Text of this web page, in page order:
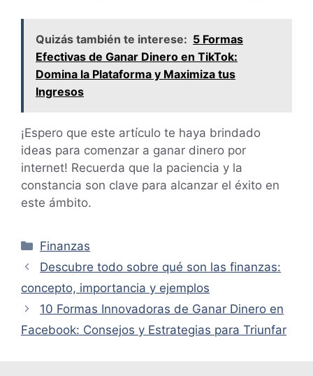
Quizás también te interese: 5 Formas
Efectivas de Ganar Dinero en TikTok:
Domina la Plataforma y Maximiza tus
Ingresos
¡Espero que este artículo te haya brindado
ideas para comenzar a ganar dinero por
internet! Recuerda que la paciencia y la
constancia son clave para alcanzar el éxito en
este ámbito.
Categorías
Finanzas
Descubre todo sobre qué son las finanzas:
concepto, importancia y ejemplos
10 Formas Innovadoras de Ganar Dinero en
Facebook: Consejos y Estrategias para Triunfar